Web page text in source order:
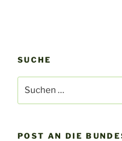
SUCHE
nach:
POST AN DIE